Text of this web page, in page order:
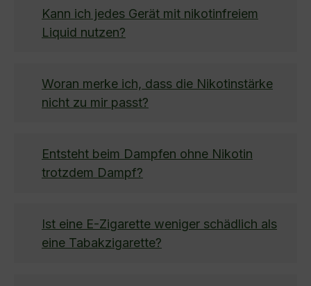
Kann ich jedes Gerät mit nikotinfreiem
Liquid nutzen?
Woran merke ich, dass die Nikotinstärke
nicht zu mir passt?
Entsteht beim Dampfen ohne Nikotin
trotzdem Dampf?
Ist eine E-Zigarette weniger schädlich als
eine Tabakzigarette?